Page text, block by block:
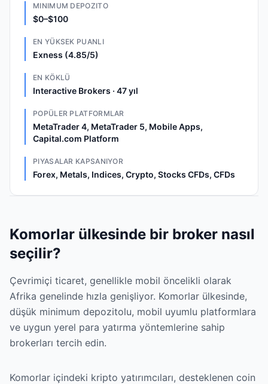
MINIMUM DEPOZITO
$0–$100
EN YÜKSEK PUANLI
Exness (4.85/5)
EN KÖKLÜ
Interactive Brokers · 47 yıl
POPÜLER PLATFORMLAR
MetaTrader 4, MetaTrader 5, Mobile Apps,
Capital.com Platform
PIYASALAR KAPSANIYOR
Forex, Metals, Indices, Crypto, Stocks CFDs, CFDs
Komorlar ülkesinde bir broker nasıl
seçilir?
Çevrimiçi ticaret, genellikle mobil öncelikli olarak
Afrika genelinde hızla genişliyor. Komorlar ülkesinde,
düşük minimum depozitolu, mobil uyumlu platformlara
ve uygun yerel para yatırma yöntemlerine sahip
brokerları tercih edin.
Komorlar içindeki kripto yatırımcıları, desteklenen coin